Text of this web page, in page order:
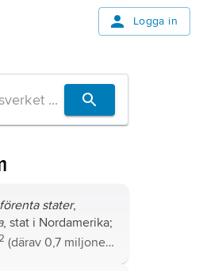
Logga in
stater,
, stat i Nordamerika;
(därav 0,7 miljoner